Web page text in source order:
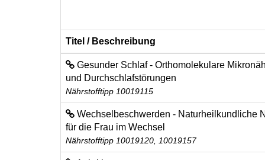
Titel / Beschreibung
Gesunder Schlaf - Orthomolekulare
und Durchschlafstörungen
Nährstofftipp 10019115
Wechselbeschwerden - Naturheilkundliche
für die Frau im Wechsel
Nährstofftipp 10019120, 10019157